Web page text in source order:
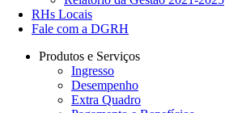
RHs Locais
Fale com a DGRH
Produtos e Serviços
Ingresso
Desempenho
Extra Quadro